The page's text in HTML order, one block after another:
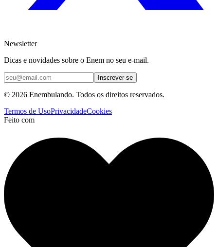
Newsletter
Dicas e novidades sobre o Enem no seu e-mail.
Inscrever-se
© 2026 Enembulando. Todos os direitos reservados.
Termos de UsoPrivacidadeCookies
Feito com